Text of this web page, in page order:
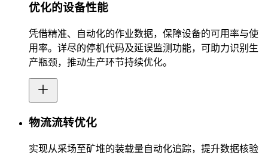
优化的设备性能
凭借精准、自动化的作业数据，保障设备的可用率与使
用率。详尽的停机代码及延误监测功能，可助力识别生
产瓶颈，推动生产环节持续优化。
物流流转优化
实现从采场至矿堆的装载量自动化追踪，提升数据核验